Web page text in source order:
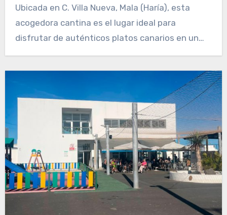
Ubicada en C. Villa Nueva, Mala (Haría), esta
acogedora cantina es el lugar ideal para
disfrutar de auténticos platos canarios en un…